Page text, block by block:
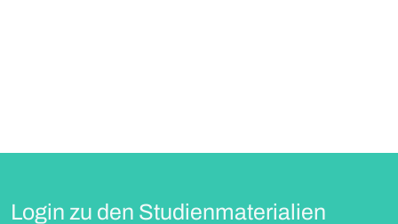
Login zu den Studienmaterialien